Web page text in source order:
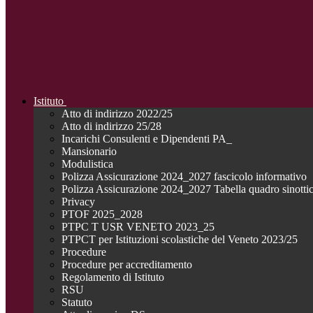
Istituto
Atto di indirizzo 2022/25
Atto di indirizzo 25/28
Incarichi Consulenti e Dipendenti PA_
Mansionario
Modulistica
Polizza Assicurazione 2024_2027 fascicolo informativo
Polizza Assicurazione 2024_2027 Tabella quadro
Privacy
PTOF 2025_2028
PTPC T USR VENETO 2023_25
PTPCT per Istituzioni scolastiche del Veneto 2023/25
Procedure
Procedure per accreditamento
Regolamento di Istituto
RSU
Statuto